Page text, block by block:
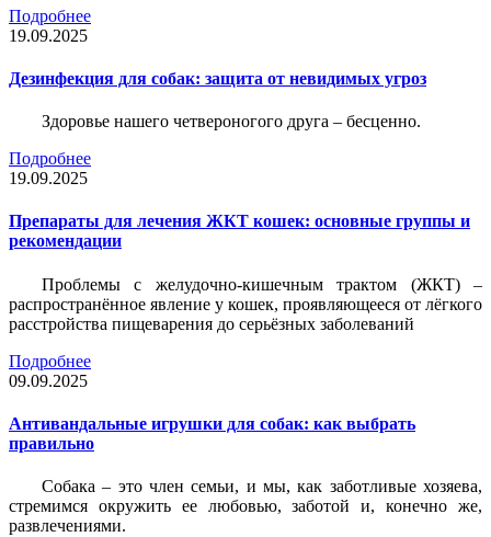
Подробнее
19.09.2025
Дезинфекция для собак: защита от невидимых угроз
Здоровье нашего четвероногого друга – бесценно.
Подробнее
19.09.2025
Препараты для лечения ЖКТ кошек: основные группы и
рекомендации
Проблемы с желудочно-кишечным трактом (ЖКТ) –
распространённое явление у кошек, проявляющееся от лёгкого
расстройства пищеварения до серьёзных заболеваний
Подробнее
09.09.2025
Антивандальные игрушки для собак: как выбрать
правильно
Собака – это член семьи, и мы, как заботливые хозяева,
стремимся окружить ее любовью, заботой и, конечно же,
развлечениями.